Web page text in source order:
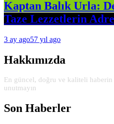
Kaptan Balık Urla:
Taze Lezzetlerin
3 ay ago57 yıl ago
Hakkımızda
En güncel, doğru ve kaliteli
unutmayın
Son Haberler